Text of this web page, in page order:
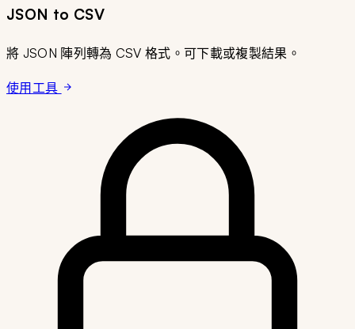
JSON to CSV
將 JSON 陣列轉為 CSV 格式。可下載或複製結果。
使用工具